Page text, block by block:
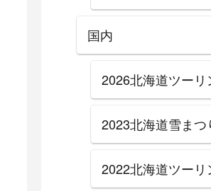
国内
2026北海道ツーリ
2023北海道雪まつ
2022北海道ツーリ